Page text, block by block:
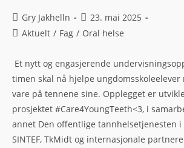
Gry Jakhelln
23. mai 2025
Aktuelt / Fag / Oral helse
Et nytt og engasjerende
timen skal nå hjelpe ungdomsskoleelever
vare på tennene sine. Opplegget er
prosjektet #Care4YoungTeeth<3, i
annet Den offentlige tannhelsetjenesten i
SINTEF, TkMidt og internasjonale